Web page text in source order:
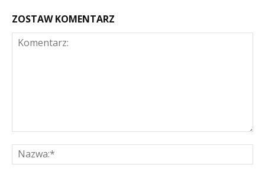
ZOSTAW KOMENTARZ